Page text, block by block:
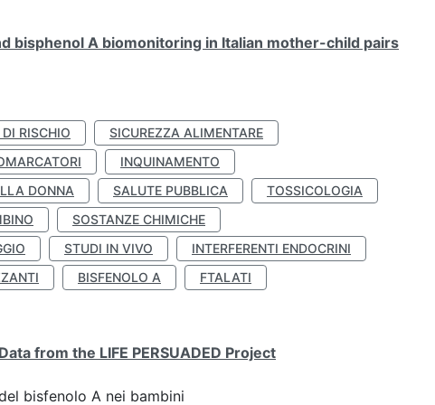
bisphenol A biomonitoring in Italian mother-child pairs
RISCHIO
SICUREZZA ALIMENTARE
INQUINAMENTO
DONNA SALUTE PUBBLICA
TOSSICOLOGIA
SOSTANZE CHIMICHE
STUDI IN VIVO
INTERFERENTI ENDOCRINI
BISFENOLO A
FTALATI
from the LIFE PERSUADED Project
bisfenolo A nei bambini